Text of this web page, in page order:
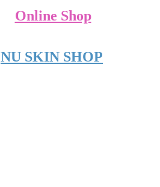
Online Shop
NU SKIN SHOP